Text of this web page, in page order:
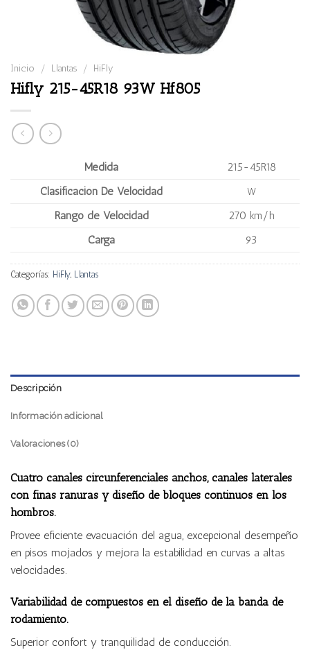
Inicio / Llantas / HiFly
Hifly 215-45R18 93W Hf805
Medida
215-45R18
Clasificación De Velocidad
W
Rango de Velocidad
270 km/h
Carga
93
Categorías: HiFly, Llantas
Descripción
Información adicional
Valoraciones (0)
Cuatro canales circunferenciales anchos, canales laterales
con finas ranuras y diseño de bloques continuos en los
hombros.
Provee eficiente evacuación del agua, excepcional desempeño
en pisos mojados y mejora la estabilidad en curvas a altas
velocidades.
Variabilidad de compuestos en el diseño de la banda de
rodamiento.
Superior confort y tranquilidad de conducción.